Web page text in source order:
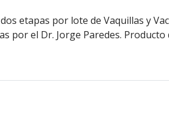
etapas por lote de Vaquillas y
por el Dr. Jorge Paredes.